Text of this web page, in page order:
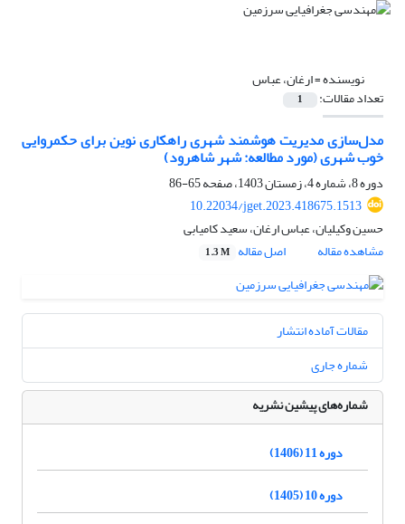
نویسنده =ارغان، عباس
تعداد مقالات: 1
مدل‌سازی مدیریت هوشمند شهری راهکاری نوین برای حکمروایی
خوب شهری (مورد مطالعه: شهر شاهرود)
دوره 8، شماره 4، زمستان 1403، صفحه
65-86
10.22034/jget.2023.418675.1513
حسین وکیلیان، عباس ارغان، سعید کامیابی
مشاهده مقاله
اصل مقاله 1.3 M
مقالات آماده انتشار
شماره جاری
شماره‌های پیشین نشریه
دوره 11 (1406)
دوره 10 (1405)